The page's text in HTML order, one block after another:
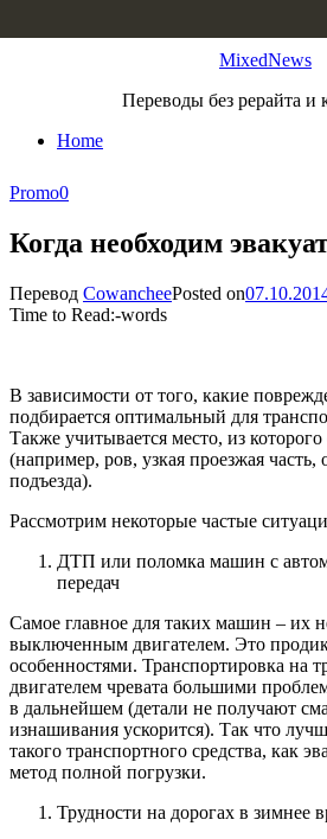
MixedNews
Переводы без рерайта и
Home
Promo0
Когда необходим
Перевод CowancheePosted on
Time to Read:-words
В зависимости от того, какие
подбирается оптимальный для
Также учитывается место, из
(например, ров, узкая проезжая часть,
подъезда).
Рассмотрим некоторые частые
ДТП или поломка машин с
передач
Самое главное для таких машин – их
выключенным двигателем. Это
особенностями. Транспортировка на
двигателем чревата большими
в дальнейшем (детали не получают
изнашивания ускорится). Так что
такого транспортного средства, как
метод полной погрузки.
Трудности на дорогах в зимнее